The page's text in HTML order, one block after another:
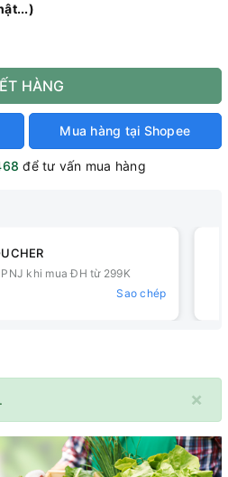
HÀNG
Mua hàng tại Shopee
để tư vấn mua hàng
khi mua ĐH từ 299K
Sao chép
×